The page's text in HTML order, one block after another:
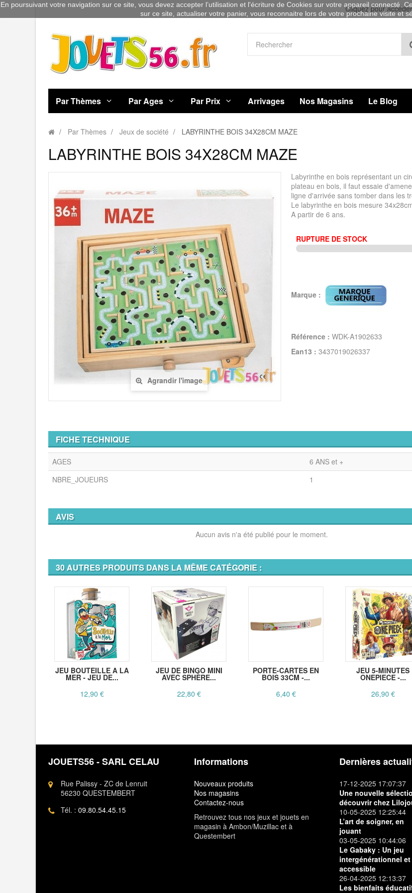
Cliquez pour
Par Thèmes Par Ages Par Prix Arrivages Nos Magasins Le Blog
Par Thèmes Jeux de société LABYRINTHE BOIS 34X28CM MAZE
LABYRINTHE BOIS 34X28CM MAZE
Agrandir l'image
Labyrinthe en bois représentant un
plateau en bois, il faut essaie
ligne d'arrivée sans tomber dans les
Le labyrinthe en bois mesure
A partir de 6 ans.
RUPTURE DE STOCK
Marque :
Référence : WDK-A1902633
Ean13 : 3437019026337
FICHE TECHNIQUE
AGES
6 ANS et +
NBRE_JOUEURS
1
AVIS
Aucun avis n'a été publié pour le moment.
30 AUTRES PRODUITS DANS LA MÊME CATÉGORIE :
JEU BOUTEILLE A LA
MER - JEU DE...
12,90 €
JEU DE BINGO MINI
AVEC SPHÈRE...
22,80 €
PORTE-CARTES EN
BOIS 33CM -...
6,40 €
JEU 5-MINUTES
ONEPIECE -...
26,90 €
JOUETS56 - SARL CELAU
Rue Palissy - ZC de Lenruit
56230 QUESTEMBERT
Tél. : 09.80.54.45.15
Informations
Nouveaux produits
Nos magasins
Contactez-nous
Retrouvez tous nos jeux et jouets en
magasin à Ambon/Muzillac et à
Questembert
Dernières
17-12-2025 17:07:37
Une nouvelle
découvrir chez
10-05-2025 12:25:44
L’art de soigner, en
jouant
03-05-2025 10:44:06
Le Gabaky : Un jeu
intergénérationnel et
accessible
26-04-2025 12:13:37
Les bienfaits
En poursuivant votre navigation sur ce site, vous devez accepter l’utilisation et l'écriture de Cookies sur votre appareil connecté.
sur ce site, actualiser votre panier, vous reconnaitre lors de votre prochaine visite et